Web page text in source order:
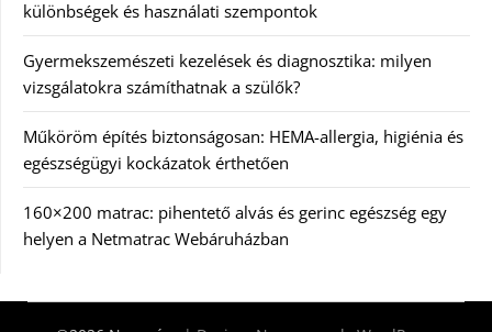
különbségek és használati szempontok
Gyermekszemészeti kezelések és diagnosztika: milyen
vizsgálatokra számíthatnak a szülők?
Műköröm építés biztonságosan: HEMA-allergia, higiénia és
egészségügyi kockázatok érthetően
160×200 matrac: pihentető alvás és gerinc egészség egy
helyen a Netmatrac Webáruházban